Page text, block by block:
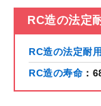
RC造の法定
RC造の法定耐
RC造の寿命 ：